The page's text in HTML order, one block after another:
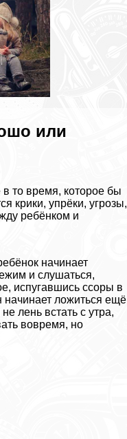
или
в то время, которое бы
крики, упрёки, угрозы,
ребёнком и
начинает
и слушаться,
испугавшись ссоры в
начинает ложиться ещё
лень встать с утра,
вовремя, но